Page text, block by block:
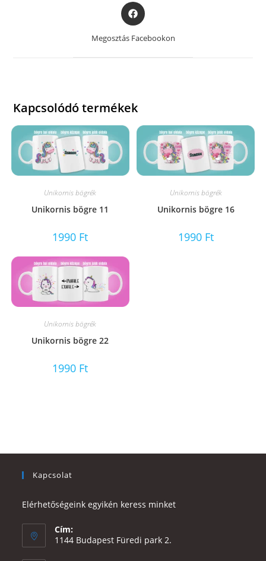
Opens
in
a
new
Megosztás Facebookon
Kapcsolódó termékek
Unikornis bögrék
Unikornis bögre 11
1990 Ft
Unikornis bögrék
Unikornis bögre 16
1990 Ft
Unikornis bögrék
Unikornis bögre 22
1990 Ft
Kapcsolat
Elérhetőségeink egyikén keress minket
Cím:
1144 Budapest Füredi park 2.